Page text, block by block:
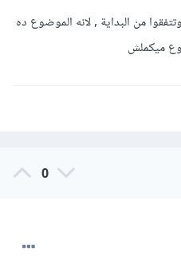
من البداية , لانه الموضوع ده
ميكملش
0